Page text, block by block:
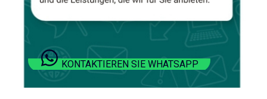
KONTAKTIEREN SIE WHATSAPP